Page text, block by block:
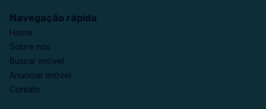
Navegação rápida
Home
Sobre nós
Buscar imóvel
Anunciar imóvel
Contato